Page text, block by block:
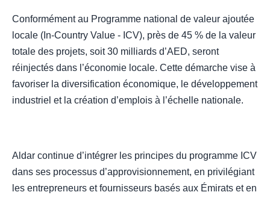
Conformément au Programme national de valeur ajoutée
locale (In-Country Value - ICV), près de 45 % de la valeur
totale des projets, soit 30 milliards d’AED, seront
réinjectés dans l’économie locale. Cette démarche vise à
favoriser la diversification économique, le développement
industriel et la création d’emplois à l’échelle nationale.
Aldar continue d’intégrer les principes du programme ICV
dans ses processus d’approvisionnement, en privilégiant
les entrepreneurs et fournisseurs basés aux Émirats et en